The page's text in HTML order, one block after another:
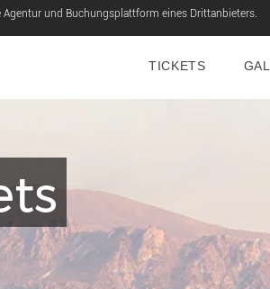
Agentur und Buchungsplattform eines Drittanbieters.
TICKETS